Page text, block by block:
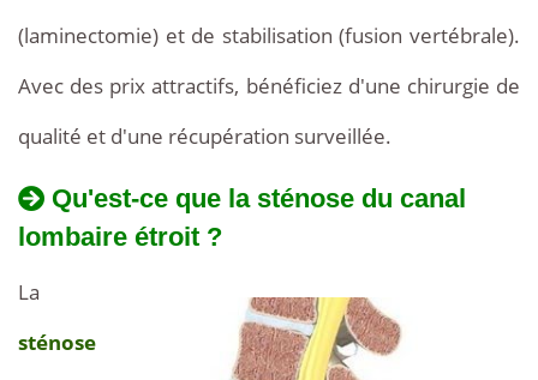
(laminectomie) et de stabilisation (fusion vertébrale).
Avec des prix attractifsà
partir
, bénéficiez d'une chirurgie de
qualité et d'une récupération surveillée.
Qu'est-ce que la sténose du canal
lombaire étroit ?
La
sténose